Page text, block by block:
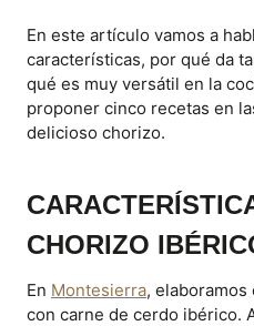
En este artículo vamos a
características, por qué da
qué es muy versátil en la
proponer cinco recetas en
delicioso chorizo.
CHORIZO
En Montesierra,
con carne de cerdo ibérico.